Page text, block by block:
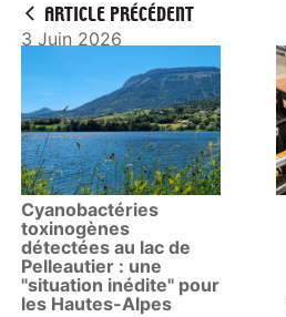
ARTICLE PRÉCÉDENT
3 Juin 2026
Cyanobactéries
toxinogènes
détectées au lac de
Pelleautier : une
"situation inédite" pour
les Hautes-Alpes